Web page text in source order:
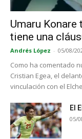
Umaru
tiene una
Andrés López - 05/08/
Como ha comentado
Cristian Egea, el
vinculación con el
El
05/